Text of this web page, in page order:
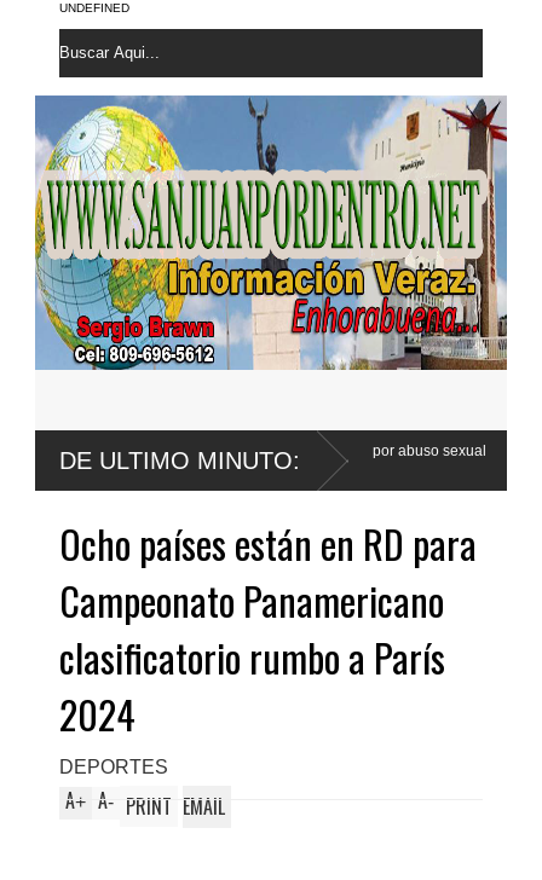
UNDEFINED
DE ULTIMO MINUTO:
Wander Franco apela sentencia por abuso sexual
Poder Ejecutivo
Ocho países están en RD para
Campeonato Panamericano
clasificatorio rumbo a París
2024
DEPORTES
A+ A- PRINT EMAIL